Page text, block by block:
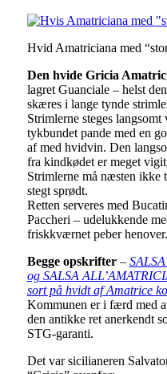
Hvid Amatriciana med
Den hvide Gricia
lagret Guanciale – helst
skæres i lange tynde
Strimlerne steges
tykbundet pande med en
af med hvidvin. Den
fra kindkødet er meget
Strimlerne må næsten ikke
stegt sprødt.
Retten serveres med
Paccheri – udelukkende
friskkværnet peber henover.
Begge opskrifter–
og SALSA
sort på hvidt af Amatrice
Kommunen er i færd med
den antikke ret anerkendt
STG-garanti.
Det var sicilianeren